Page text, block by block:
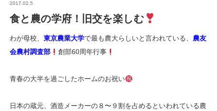
2017.02.5
食と農の学府！旧交を楽しむ
わが母校、 東京農業大学で最も農大らしいと言われている、 農友
会農村調査部
創部60周年行事
青春の大半を過ごしたホームのお祝い
日本の蔵元、酒造メーカーの８〜９割を占めるといわれている農